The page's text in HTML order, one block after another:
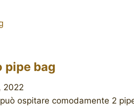
pipe bag
2022
ospitare comodamente 2